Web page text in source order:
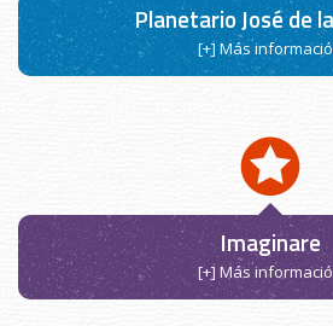
Planetario José de
[+] Más
Imaginare
[+] Más